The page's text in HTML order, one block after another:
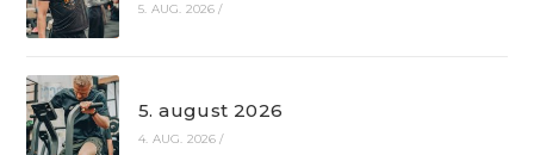
5. AUG. 2026 /
5. august 2026
4. AUG. 2026 /